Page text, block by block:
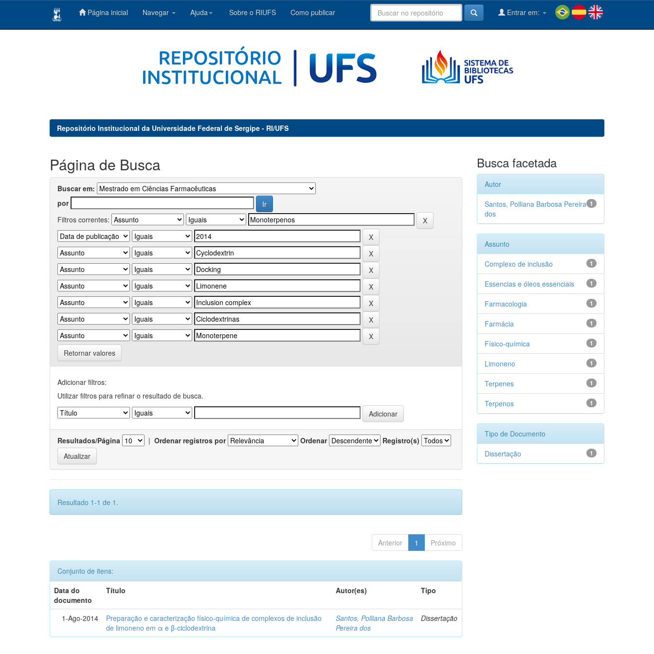
Página inicial Navegar Ajuda Sobre o RIUFS Como publicar Entrar em:
Repositório Institucional da Universidade Federal de Sergipe - RI/UFS
Página de Busca
Buscar em:
por
Filtros correntes:
Retornar valores
Adicionar filtros:
Utilizar filtros para refinar o resultado de busca.
Resultados/Página | Ordenar registros por Ordenar Registro(s)
Resultado 1-1 de 1.
Anterior 1 Próximo
Conjunto de itens:
Data do
documento
Título Autor(es) Tipo
1-Ago-2014
Preparação e caracterização físico-química de complexos de inclusão
de limoneno em α e β-ciclodextrina
Santos, Polliana Barbosa
Pereira dos
Dissertação
Busca facetada
Autor
1
Santos, Polliana Barbosa Pereira
dos
Assunto
1
Complexo de inclusão
1
Essencias e óleos essenciais
1
Farmacologia
1
Farmácia
1
Físico-química
1
Limoneno
1
Terpenes
1
Terpenos
Tipo de Documento
1
Dissertação